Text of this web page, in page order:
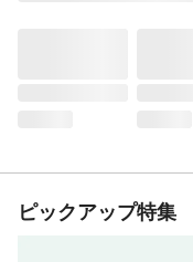
ピックアップ特集